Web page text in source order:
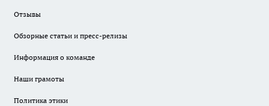
Отзывы
Обзорные статьи и пресс-релизы
Информация о команде
Наши грамоты
Политика этики